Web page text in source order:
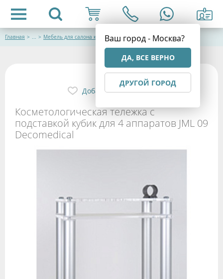
Ваш город - Москва?
ДА, ВСЕ ВЕРНО
ДРУГОЙ ГОРОД
Главная > ... > Мебель для салона красоты
Косметологическая тележка с
подставкой кубик для 4 аппаратов JML 09
Decomedical
Добавить в избранное